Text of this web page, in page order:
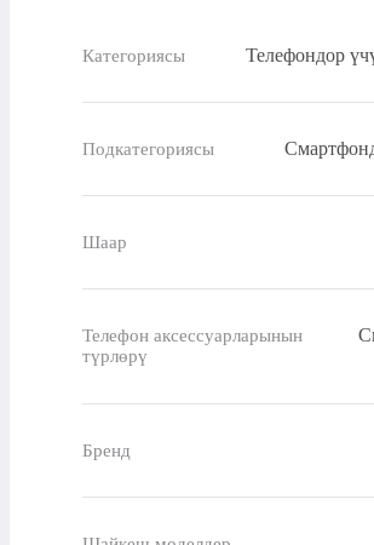
Категориясы Телефондор
Подкатегориясы
Шаар
Телефон аксессуарларынын
түрлөрү
Бренд